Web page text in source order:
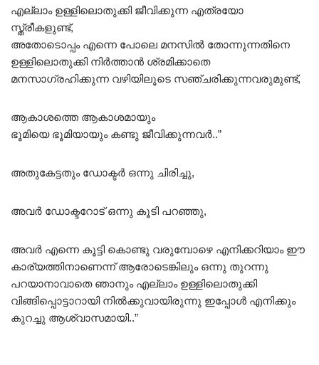
എല്ലാം ഉള്ളിലൊതുക്കി ജീവിക്കുന്ന എത്രയോ
സ്ത്രീകളുണ്ട്,
അതോടൊപ്പം എന്നെ പോലെ മനസിൽ തോന്നുന്നതിനെ
ഉള്ളിലൊതുക്കി നിർത്താൻ ശ്രമിക്കാതെ
മനസാഗ്രഹിക്കുന്ന വഴിയിലൂടെ സഞ്ചരിക്കുന്നവരുമുണ്ട്,
ആകാശത്തെ ആകാശമായും
ഭൂമിയെ ഭൂമിയായും കണ്ടു ജീവിക്കുന്നവർ..”
അതുകേട്ടതും ഡോക്ടർ ഒന്നു ചിരിച്ചു,
അവർ ഡോക്ടറോട് ഒന്നു കൂടി പറഞ്ഞു,
അവർ എന്നെ കൂട്ടി കൊണ്ടു വരുമ്പോഴെ എനിക്കറിയാം ഈ
കാര്യത്തിനാണെന്ന് ആരോടെങ്കിലും ഒന്നു തുറന്നു
പറയാനാവാതെ ഞാനും എല്ലാം ഉള്ളിലൊതുക്കി
വിങ്ങിപ്പൊട്ടാറായി നിൽക്കുവായിരുന്നു ഇപ്പോൾ എനിക്കും
കുറച്ചു ആശ്വാസമായി..”